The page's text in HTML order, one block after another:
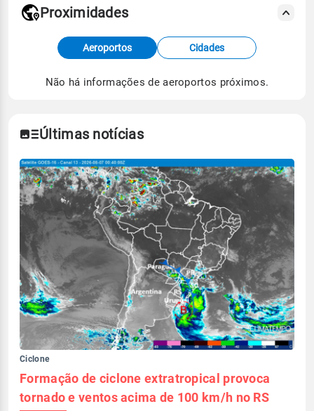
Fonte: dados combinados de estações
meteorológicas e satélite do Centro de Previsão
de Tempo e Estudos Climáticos (CPTEC).
Proximidades
Aeroportos Cidades
Não há informações de aeroportos próximos.
Últimas notícias
Ciclone
Formação de ciclone extratropical provoca
tornado e ventos acima de 100 km/h no RS